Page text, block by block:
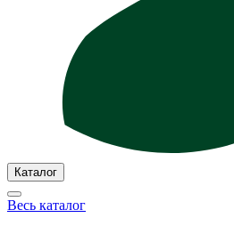
Каталог
Весь каталог